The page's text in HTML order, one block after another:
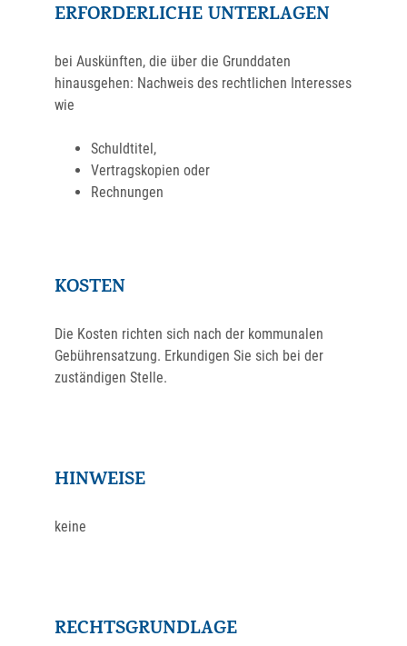
ERFORDERLICHE UNTERLAGEN
bei Auskünften, die über die Grunddaten
hinausgehen: Nachweis des rechtlichen Interesses
wie
Schuldtitel,
Vertragskopien oder
Rechnungen
KOSTEN
Die Kosten richten sich nach der kommunalen
Gebührensatzung. Erkundigen Sie sich bei der
zuständigen Stelle.
HINWEISE
keine
RECHTSGRUNDLAGE